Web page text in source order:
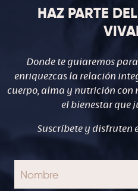
HAZ PARTE
Donde te guiaremos
enriquezcas la relación
cuerpo, alma y nutrición con
el bienestar que
Suscríbete y disfruten